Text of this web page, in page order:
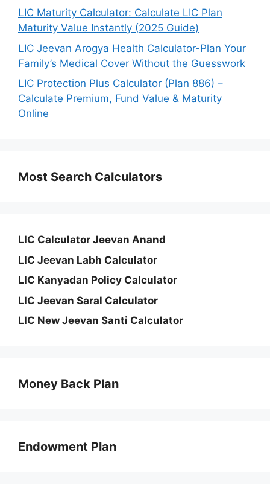
LIC Maturity Calculator: Calculate LIC Plan
Maturity Value Instantly (2025 Guide)
LIC Jeevan Arogya Health Calculator-Plan Your
Family’s Medical Cover Without the Guesswork
LIC Protection Plus Calculator (Plan 886) –
Calculate Premium, Fund Value & Maturity
Online
Most Search Calculators
LIC Calculator Jeevan Anand
LIC Jeevan Labh Calculator
LIC Kanyadan Policy Calculator
LIC Jeevan Saral Calculator
LIC New Jeevan Santi Calculator
Money Back Plan
Endowment Plan